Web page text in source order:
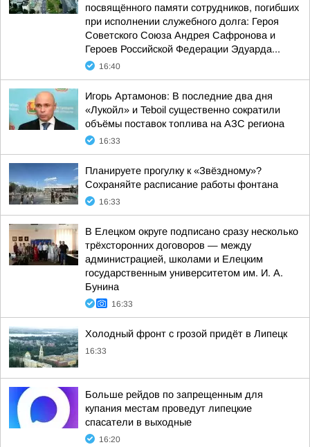
посвящённого памяти сотрудников, погибших
при исполнении служебного долга: Героя
Советского Союза Андрея Сафронова и
Героев Российской Федерации Эдуарда...
16:40
Игорь Артамонов: В последние два дня
«Лукойл» и Teboil существенно сократили
объёмы поставок топлива на АЗС региона
16:33
Планируете прогулку к «Звёздному»?
Сохраняйте расписание работы фонтана
16:33
В Елецком округе подписано сразу несколько
трёхсторонних договоров — между
администрацией, школами и Елецким
государственным университетом им. И. А.
Бунина
16:33
Холодный фронт с грозой придёт в Липецк
16:33
Больше рейдов по запрещенным для
купания местам проведут липецкие
спасатели в выходные
16:20